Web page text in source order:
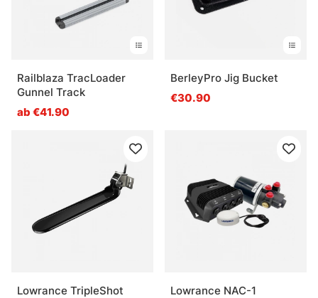
Railblaza TracLoader
Gunnel Track
ab €41.90
BerleyPro Jig Bucket
€30.90
Lowrance TripleShot
Lowrance NAC-1